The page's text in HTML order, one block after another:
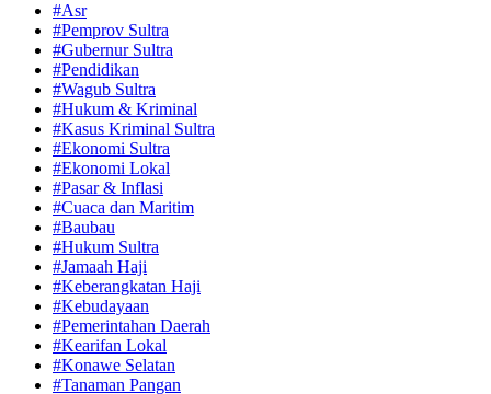
#Asr
#Pemprov Sultra
#Gubernur Sultra
#Pendidikan
#Wagub Sultra
#Hukum & Kriminal
#Kasus Kriminal Sultra
#Ekonomi Sultra
#Ekonomi Lokal
#Pasar & Inflasi
#Cuaca dan Maritim
#Baubau
#Hukum Sultra
#Jamaah Haji
#Keberangkatan Haji
#Kebudayaan
#Pemerintahan Daerah
#Kearifan Lokal
#Konawe Selatan
#Tanaman Pangan